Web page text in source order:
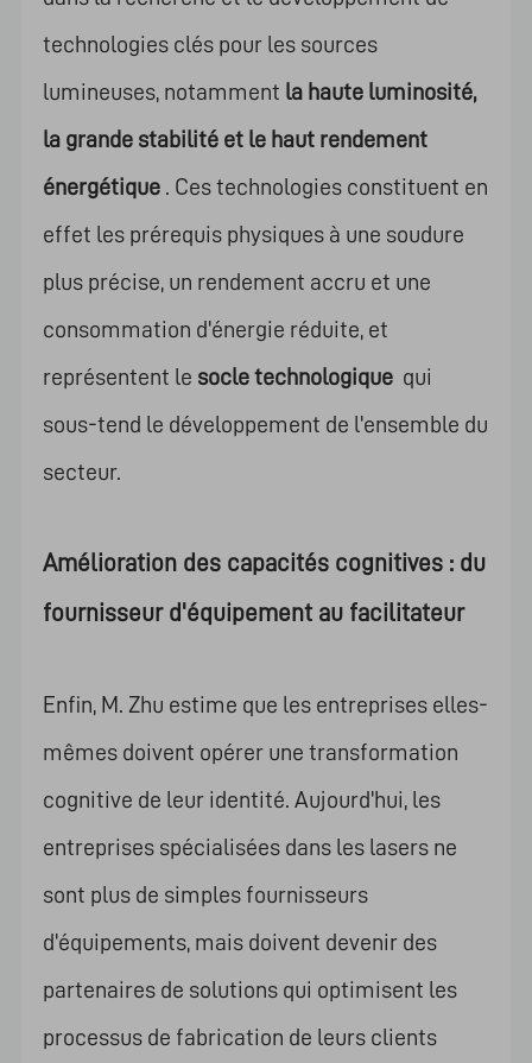
technologies clés pour les sources
lumineuses, notamment la haute luminosité,
la grande stabilité et le haut rendement
énergétique. Ces technologies constituent en
effet les prérequis physiques à une soudure
plus précise, un rendement accru et une
consommation d'énergie réduite, et
représentent le socle technologiquequi
sous-tend le développement de l'ensemble du
secteur.
Amélioration des capacités cognitives : du
fournisseur d'équipement au facilitateur
Enfin, M. Zhu estime que les entreprises elles-
mêmes doivent opérer une transformation
cognitive de leur identité. Aujourd'hui, les
entreprises spécialisées dans les lasers ne
sont plus de simples fournisseurs
d'équipements, mais doivent devenir des
partenaires de solutions qui optimisent les
processus de fabrication de leurs clients